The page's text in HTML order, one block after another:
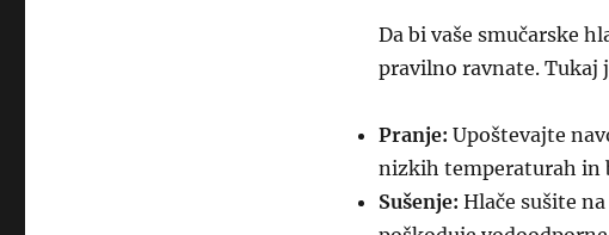
Da bi vaše smučarske
pravilno ravnate. Tukaj
Pranje: Upoštevajte
nizkih temperaturah in
Sušenje: Hlače sušite